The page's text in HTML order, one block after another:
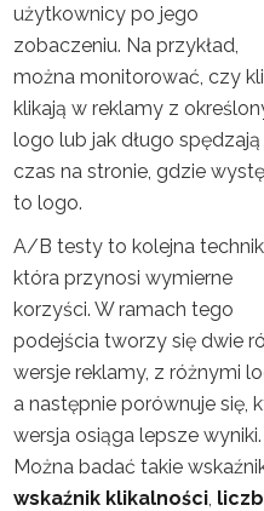
użytkownicy po jego
zobaczeniu. Na przykład,
można monitorować, czy
klikają w reklamy z
logo lub jak długo spędzają
czas na stronie, gdzie
to logo.
A/B testy to kolejna
która przynosi wymierne
korzyści. W ramach tego
podejścia tworzy się dwie
wersje reklamy, z różnymi
a następnie porównuje się,
wersja osiąga lepsze wyniki.
Można badać takie
wskaźnik klikalności